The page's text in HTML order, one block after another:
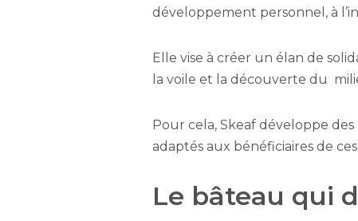
développement personnel, à
Elle vise à créer un élan de
la voile et la découverte du
Pour cela, Skeaf développe
adaptés aux bénéficiaires de ces
Le bâteau qui